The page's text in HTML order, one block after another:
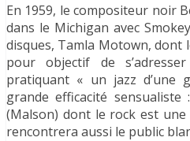
En 1959, le compositeur noir
dans le Michigan avec
disques, Tamla Motown, dont
pour objectif de
pratiquant « un jazz d’une
grande efficacité
(Malson) dont le rock est
rencontrera aussi le public